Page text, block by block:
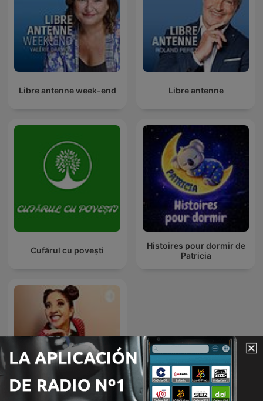
Libre antenne week-end Libre antenne
Cufărul cu povești
Histoires pour dormir de
Patricia